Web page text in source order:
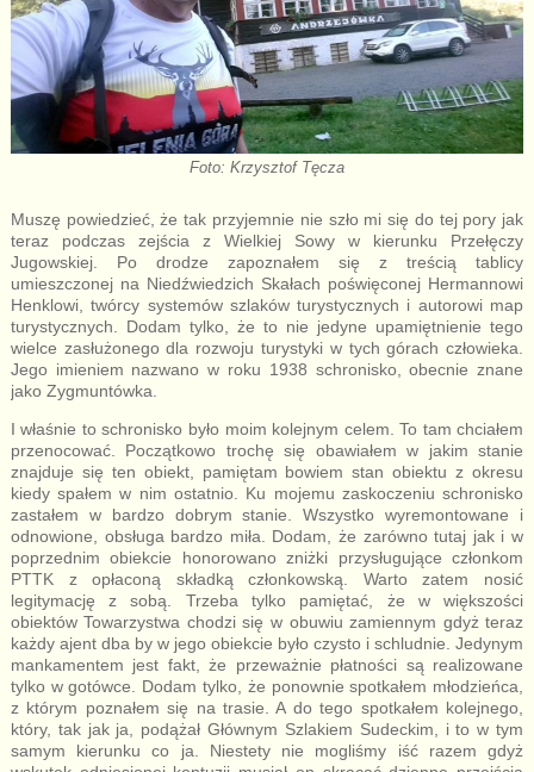
Foto: Krzysztof Tęcza
Muszę powiedzieć, że tak przyjemnie nie szło mi się do tej pory jak
teraz podczas zejścia z Wielkiej Sowy w kierunku Przełęczy
Jugowskiej. Po drodze zapoznałem się z treścią tablicy
umieszczonej na Niedźwiedzich Skałach poświęconej Hermannowi
Henklowi, twórcy systemów szlaków turystycznych i autorowi map
turystycznych. Dodam tylko, że to nie jedyne upamiętnienie tego
wielce zasłużonego dla rozwoju turystyki w tych górach człowieka.
Jego imieniem nazwano w roku 1938 schronisko, obecnie znane
jako Zygmuntówka.
I właśnie to schronisko było moim kolejnym celem. To tam chciałem
przenocować. Początkowo trochę się obawiałem w jakim stanie
znajduje się ten obiekt, pamiętam bowiem stan obiektu z okresu
kiedy spałem w nim ostatnio. Ku mojemu zaskoczeniu schronisko
zastałem w bardzo dobrym stanie. Wszystko wyremontowane i
odnowione, obsługa bardzo miła. Dodam, że zarówno tutaj jak i w
poprzednim obiekcie honorowano zniżki przysługujące członkom
PTTK z opłaconą składką członkowską. Warto zatem nosić
legitymację z sobą. Trzeba tylko pamiętać, że w większości
obiektów Towarzystwa chodzi się w obuwiu zamiennym gdyż teraz
każdy ajent dba by w jego obiekcie było czysto i schludnie. Jedynym
mankamentem jest fakt, że przeważnie płatności są realizowane
tylko w gotówce. Dodam tylko, że ponownie spotkałem młodzieńca,
z którym poznałem się na trasie. A do tego spotkałem kolejnego,
który, tak jak ja, podążał Głównym Szlakiem Sudeckim, i to w tym
samym kierunku co ja. Niestety nie mogliśmy iść razem gdyż